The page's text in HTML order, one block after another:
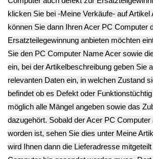
Verwenden Sie Stichworte, um ein
Ersatzteil zu finden.
erweiterte Suche
Hersteller
Schnäppchen(16)
Notebook(66091)
Kaffeevollautomat->(54322)
Drucker Kopierer (1096)
Elektroartikel-> (5309)
PC Computer-> (2543)
Acer->(27)
Altos G310 (20)